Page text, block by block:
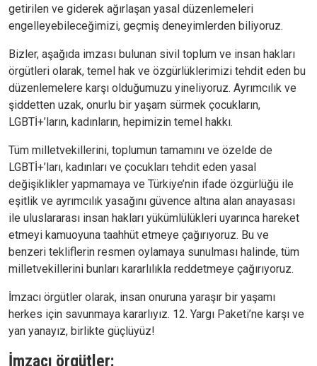
getirilen ve giderek ağırlaşan yasal düzenlemeleri
engelleyebileceğimizi, geçmiş deneyimlerden biliyoruz.
Bizler, aşağıda imzası bulunan sivil toplum ve insan hakları
örgütleri olarak, temel hak ve özgürlüklerimizi tehdit eden bu
düzenlemelere karşı olduğumuzu yineliyoruz. Ayrımcılık ve
şiddetten uzak, onurlu bir yaşam sürmek çocukların,
LGBTİ+’ların, kadınların, hepimizin temel hakkı.
Tüm milletvekillerini, toplumun tamamını ve özelde de
LGBTİ+’ları, kadınları ve çocukları tehdit eden yasal
değişiklikler yapmamaya ve Türkiye’nin ifade özgürlüğü ile
eşitlik ve ayrımcılık yasağını güvence altına alan anayasası
ile uluslararası insan hakları yükümlülükleri uyarınca hareket
etmeyi kamuoyuna taahhüt etmeye çağırıyoruz. Bu ve
benzeri tekliflerin resmen oylamaya sunulması halinde, tüm
milletvekillerini bunları kararlılıkla reddetmeye çağırıyoruz.
İmzacı örgütler olarak, insan onuruna yaraşır bir yaşamı
herkes için savunmaya kararlıyız. 12. Yargı Paketi’ne karşı ve
yan yanayız, birlikte güçlüyüz!
İmzacı örgütler: